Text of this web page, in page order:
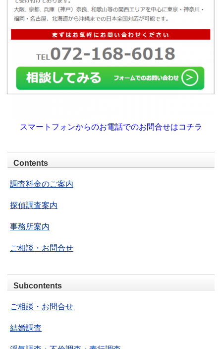
スマートフォンからのお電話でのお問合せはコチラ
Contents
調査料金のご案内
探偵調査案内
事務所案内
ご相談・お問合せ
Subcontents
ご相談・お問合せ
結婚調査